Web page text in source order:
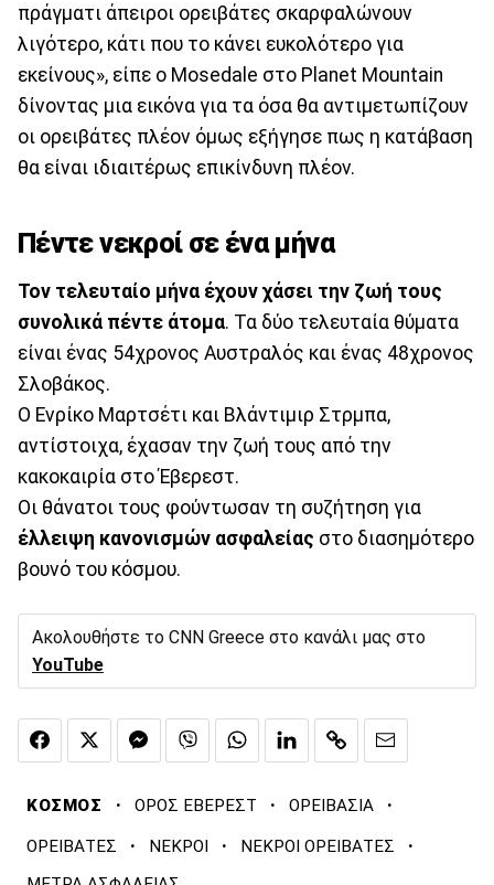
πράγματι άπειροι ορειβάτες σκαρφαλώνουν
λιγότερο, κάτι που το κάνει ευκολότερο για
εκείνους», είπε ο Mosedale στο Planet Mountain
δίνοντας μια εικόνα για τα όσα θα αντιμετωπίζουν
οι ορειβάτες πλέον όμως εξήγησε πως η κατάβαση
θα είναι ιδιαιτέρως επικίνδυνη πλέον.
Πέντε νεκροί σε ένα μήνα
Τον τελευταίο μήνα έχουν χάσει την ζωή τους
συνολικά πέντε άτομα. Τα δύο τελευταία θύματα
είναι ένας 54χρονος Αυστραλός και ένας 48χρονος
Σλοβάκος.
Ο Ενρίκο Μαρτσέτι και Βλάντιμιρ Στρμπα,
αντίστοιχα, έχασαν την ζωή τους από την
κακοκαιρία στο Έβερεστ.
Οι θάνατοι τους φούντωσαν τη συζήτηση για
έλλειψη κανονισμών ασφαλείας στο διασημότερο
βουνό του κόσμου.
Ακολουθήστε το CNN Greece στο κανάλι μας στο
YouTube
ΚΟΣΜΟΣ · ΟΡΟΣ ΕΒΕΡΕΣΤ · ΟΡΕΙΒΑΣΙΑ ·
ΟΡΕΙΒΑΤΕΣ · ΝΕΚΡΟΙ · ΝΕΚΡΟΙ ΟΡΕΙΒΑΤΕΣ ·